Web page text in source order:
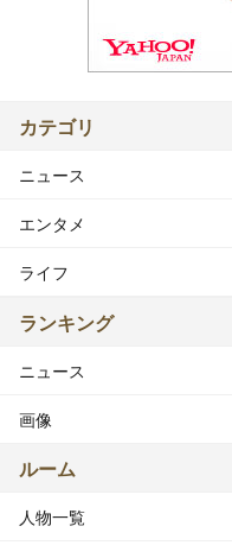
カテゴリ
ニュース
エンタメ
ライフ
ランキング
ニュース
画像
ルーム
人物一覧